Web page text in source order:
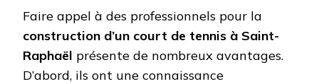
Faire appel à des professionnels pour la
construction d’un court de tennis à Saint-
Raphaël présente de nombreux avantages.
D’abord, ils ont une connaissance